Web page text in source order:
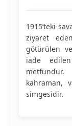
1915’teki
ziyaret
götürülen
iade
kahraman,
simgesidir.